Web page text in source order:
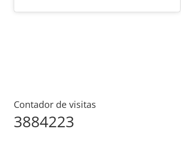
Contador de visitas
3884223